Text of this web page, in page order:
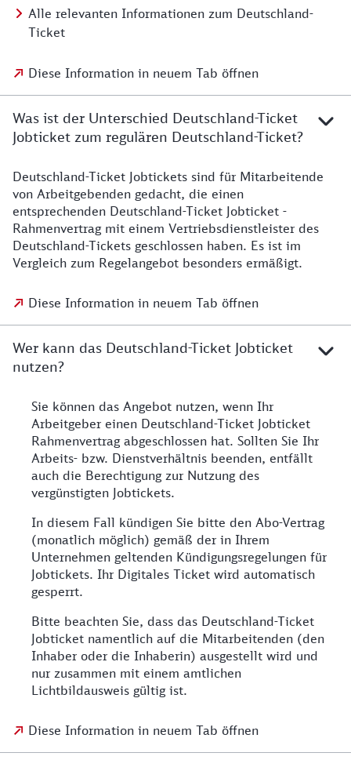
Alle relevanten Informationen zum Deutschland-
Ticket
Diese Information in neuem Tab öffnen
Was ist der Unterschied Deutschland-Ticket
Jobticket zum regulären Deutschland-Ticket?
Deutschland-Ticket Jobtickets sind für Mitarbeitende
von Arbeitgebenden gedacht, die einen
entsprechenden Deutschland-Ticket Jobticket -
Rahmenvertrag mit einem Vertriebsdienstleister des
Deutschland-Tickets geschlossen haben. Es ist im
Vergleich zum Regelangebot besonders ermäßigt.
Diese Information in neuem Tab öffnen
Wer kann das Deutschland-Ticket Jobticket
nutzen?
Sie können das Angebot nutzen, wenn Ihr
Arbeitgeber einen Deutschland-Ticket Jobticket
Rahmenvertrag abgeschlossen hat. Sollten Sie Ihr
Arbeits- bzw. Dienstverhältnis beenden, entfällt
auch die Berechtigung zur Nutzung des
vergünstigten Jobtickets.
In diesem Fall kündigen Sie bitte den Abo-Vertrag
(monatlich möglich) gemäß der in Ihrem
Unternehmen geltenden Kündigungsregelungen für
Jobtickets. Ihr Digitales Ticket wird automatisch
gesperrt.
Bitte beachten Sie, dass das Deutschland-Ticket
Jobticket namentlich auf die Mitarbeitenden (den
Inhaber oder die Inhaberin) ausgestellt wird und
nur zusammen mit einem amtlichen
Lichtbildausweis gültig ist.
Diese Information in neuem Tab öffnen